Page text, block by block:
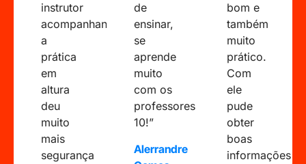
instrutor
acompanhando
a
prática
em
altura
deu
muito
mais
segurança
de
ensinar,
se
aprende
muito
com os
professores
10!”
Alerrandre
bom e
também
muito
prático.
Com
ele
pude
obter
boas
informações